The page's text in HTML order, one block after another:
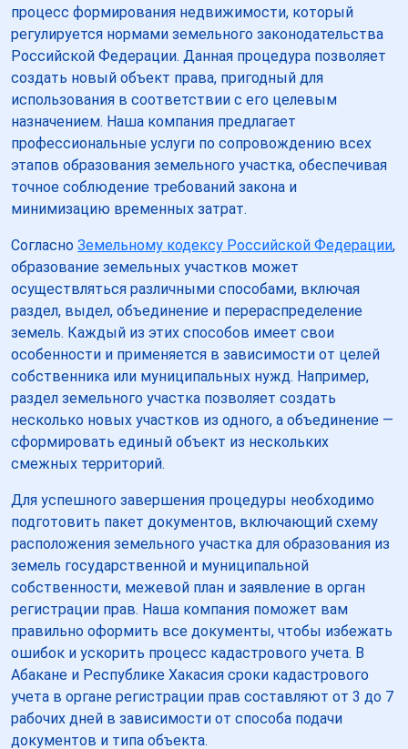
процесс формирования недвижимости, который
регулируется нормами земельного законодательства
Российской Федерации. Данная процедура позволяет
создать новый объект права, пригодный для
использования в соответствии с его целевым
назначением. Наша компания предлагает
профессиональные услуги по сопровождению всех
этапов образования земельного участка, обеспечивая
точное соблюдение требований закона и
минимизацию временных затрат.
Согласно Земельному кодексу Российской Федерации,
образование земельных участков может
осуществляться различными способами, включая
раздел, выдел, объединение и перераспределение
земель. Каждый из этих способов имеет свои
особенности и применяется в зависимости от целей
собственника или муниципальных нужд. Например,
раздел земельного участка позволяет создать
несколько новых участков из одного, а объединение —
сформировать единый объект из нескольких
смежных территорий.
Для успешного завершения процедуры необходимо
подготовить пакет документов, включающий схему
расположения земельного участка для образования из
земель государственной и муниципальной
собственности, межевой план и заявление в орган
регистрации прав. Наша компания поможет вам
правильно оформить все документы, чтобы избежать
ошибок и ускорить процесс кадастрового учета. В
Абакане и Республике Хакасия сроки кадастрового
учета в органе регистрации прав составляют от 3 до 7
рабочих дней в зависимости от способа подачи
документов и типа объекта.